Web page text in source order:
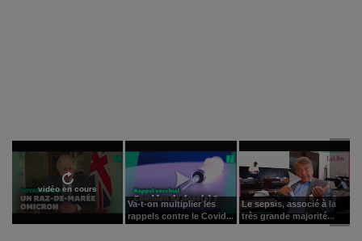
vidéo en cours
Va-t-on multiplier les
rappels contre le Covid...
Le sepsis, associé à la
très grande majorité...